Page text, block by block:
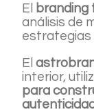
El branding
análisis de
estrategias
El
interior,
para